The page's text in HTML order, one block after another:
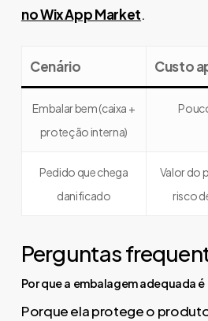
no Wix App Market.
Cenário Custo
Embalar bem (caixa +
proteção interna)
Pedido que chega
danificado
Valor do
risco
Perguntas
Por que a embalagem adequada
Porque ela protege o